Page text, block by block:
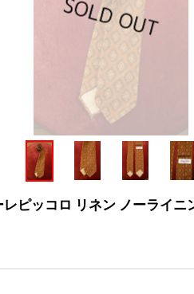
ピッコロ リネン ノーライ